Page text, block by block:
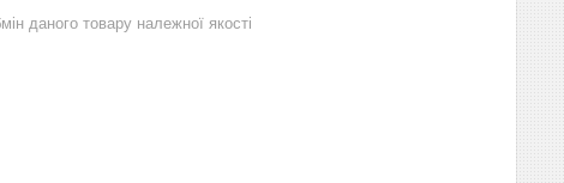
даного товару належної якості